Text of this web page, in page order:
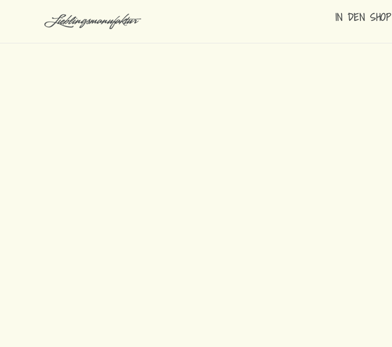
IN DEN SHOP